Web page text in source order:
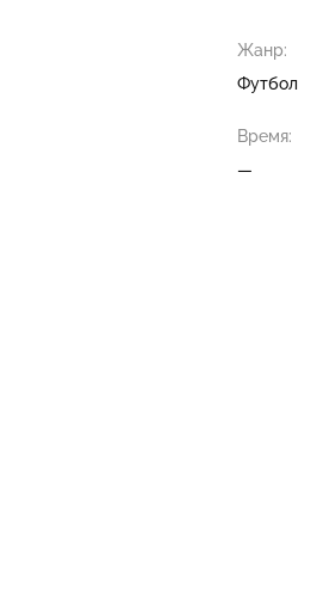
Жанр:
Футбол
Время:
—